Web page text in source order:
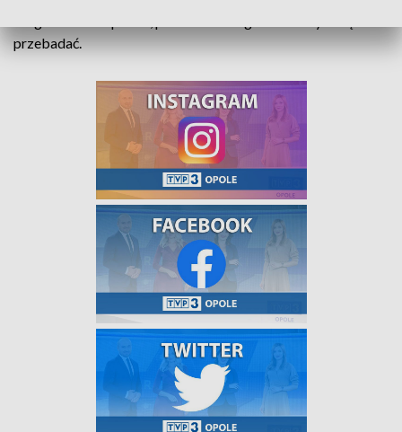
przebadać.